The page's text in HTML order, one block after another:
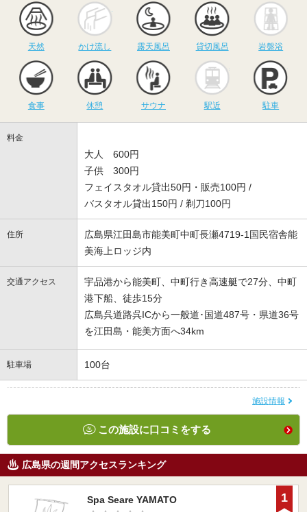
天然
かけ流し
かけ流し
露天風呂
露天風呂
貸切風呂
貸切風呂 岩盤浴
食事 休憩
サウナ
サウナ 駅近 駐車
料金
大人 600円
子供 300円
フェイスタオル貸出50円・販売100円 /
バスタオル貸出150円 / 剃刀100円
住所
広島県江田島市能美町中町長瀬4719-1国民宿舎能
美海上ロッジ内
交通アクセス
宇品港から能美町、中町行き高速艇で27分、中町
港下船、徒歩15分
広島呉道路呉ICから一般道･国道487号・県道36号
を江田島・能美方面へ34km
駐車場 100台
施設情報
この施設に口コミをする
広島県の週間アクセスランキング
Spa Seare YAMATO
1